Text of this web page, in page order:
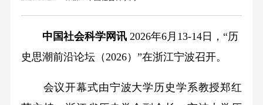
中国社会科学网讯2026年6月13-14日，“历
史思潮前沿论坛（2026）”在浙江宁波召开。
会议开幕式由宁波大学历史学系教授郑红